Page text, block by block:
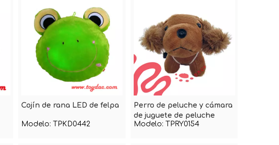
Cojín de rana LED de felpa
Modelo: TPKD0442
Perro de peluche y cámara
de juguete de peluche
Modelo: TPRY0154